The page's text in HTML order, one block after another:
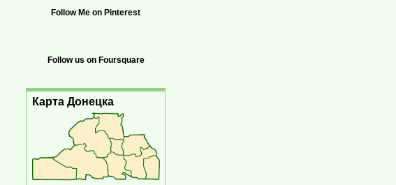
Follow Me on Pinterest
Follow us on Foursquare
Карта Донецка